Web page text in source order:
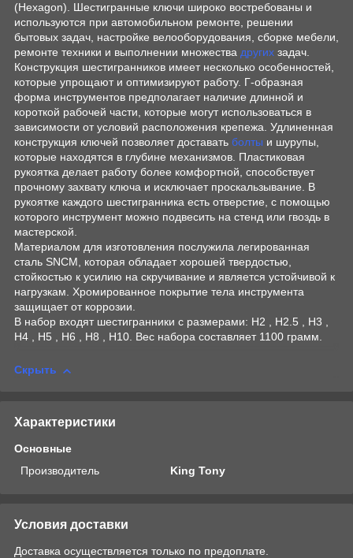
(Hexagon). Шестигранные ключи широко востребованы и
используются при автомобильном ремонте, решении
бытовых задач, настройке велооборудования, сборке мебели,
ремонте техники и выполнении множества других задач.
Конструкция шестигранников имеет несколько особенностей,
которые упрощают и оптимизируют работу. Г-образная
форма инструментов предполагает наличие длинной и
короткой рабочей части, которые могут использоваться в
зависимости от условий расположения крепежа. Удлиненная
конструкция ключей позволяет доставать болты и шурупы,
которые находятся в глубине механизмов. Пластиковая
рукоятка делает работу более комфортной, способствует
прочному захвату ключа и исключает проскальзывание. В
рукоятке каждого шестигранника есть отверстие, с помощью
которого инструмент можно подвесить на стенд или гвоздь в
мастерской.
Материалом для изготовления послужила легированная
сталь SNCM, которая обладает хорошей твердостью,
стойкостью к усилию на скручивание и является устойчивой к
нагрузкам. Хромированное покрытие тела инструмента
защищает от коррозии.
В набор входят шестигранники с размерами: H2 , H2.5 , H3 ,
H4 , H5 , H6 , H8 , H10. Вес набора составляет 1100 грамм.
Скрыть
Характеристики
Основные
Производитель
King Tony
Условия доставки
Доставка осуществляется только по предоплате.